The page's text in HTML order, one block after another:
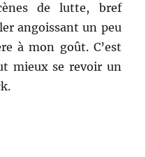
de lutte, bref
angoissant un peu
à mon goût. C’est
mieux se revoir un